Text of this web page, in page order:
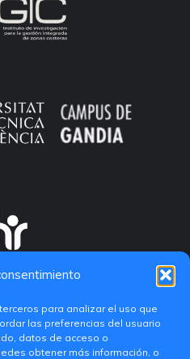
para analizar el uso que
las preferencias del usuario
datos de acceso o
obtener más información, o